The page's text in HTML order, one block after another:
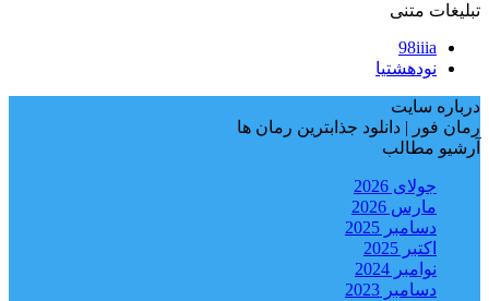
تبلیغات متنی
98iiia
نودهشتیا
درباره سایت
رمان فور | دانلود جذابترین رمان ها
آرشیو مطالب
جولای 2026
مارس 2026
دسامبر 2025
اکتبر 2025
نوامبر 2024
دسامبر 2023